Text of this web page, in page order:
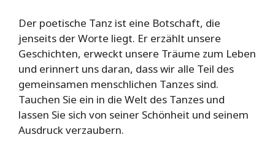
Der poetische Tanz ist eine Botschaft, die
jenseits der Worte liegt. Er erzählt unsere
Geschichten, erweckt unsere Träume zum Leben
und erinnert uns daran, dass wir alle Teil des
gemeinsamen menschlichen Tanzes sind.
Tauchen Sie ein in die Welt des Tanzes und
lassen Sie sich von seiner Schönheit und seinem
Ausdruck verzaubern.